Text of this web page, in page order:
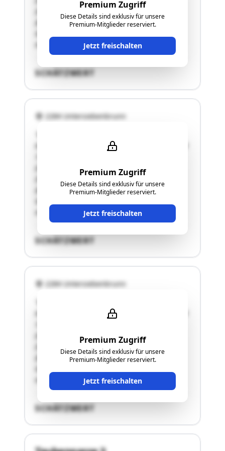
Premium Zugriff
Diese Details sind exklusiv für unsere
Premium-Mitglieder reserviert.
Jetzt freischalten
(Straßenverkehrsanlagen) 13 m², Sonst.
(Betriebsfläche) 803 m², Gesamtfläche des
Grundstücks: 1.192 m²GSt-Nr. 102 Gärten 42
m²Gesamtfläche der Liegenschaft: 1.276 …"
SCHÄTZWERT
Premium Zugriff
Diese Details sind exklusiv für unsere
Premium-Mitglieder reserviert.
Jetzt freischalten
2284 Untersiebenbrunn
06313 Untersiebenbrunn, EZ 1199BLNr. 1, Anteil
(Gebäude) 376 m², Sonst.
(Straßenverkehrsanlagen) 13 m², Sonst.
(Betriebsfläche) 803 m², Gesamtfläche des
Grundstücks: 1.192 m²GSt-Nr. 102 Gärten 42
m²Gesamtfläche der Liegenschaft: 1.276 …"
SCHÄTZWERT
Premium Zugriff
Diese Details sind exklusiv für unsere
Premium-Mitglieder reserviert.
Jetzt freischalten
2284 Untersiebenbrunn
06313 Untersiebenbrunn, EZ 1199BLNr. 1, Anteil
(Gebäude) 376 m², Sonst.
(Straßenverkehrsanlagen) 13 m², Sonst.
(Betriebsfläche) 803 m², Gesamtfläche des
Grundstücks: 1.192 m²GSt-Nr. 102 Gärten 42
m²Gesamtfläche der Liegenschaft: …"
SCHÄTZWERT